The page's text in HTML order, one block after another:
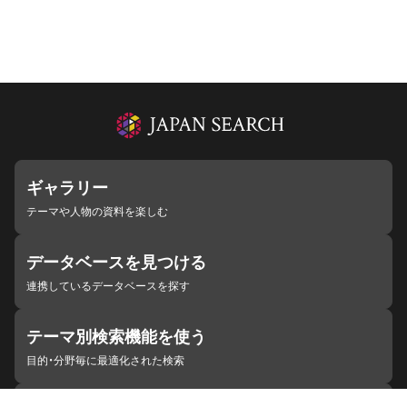
ギャラリー
テーマや人物の資料を楽しむ
データベースを見つける
連携しているデータベースを探す
テーマ別検索機能を使う
目的・分野毎に最適化された検索